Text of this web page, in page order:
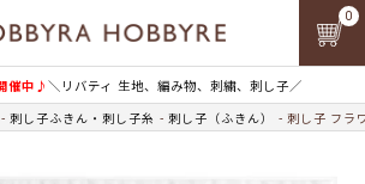
催中♪＼リバティ 生地、編み物、刺繍、刺し子／
0
刺し子ふきん・刺し子糸 刺し子（ふきん） 刺し子 フラ